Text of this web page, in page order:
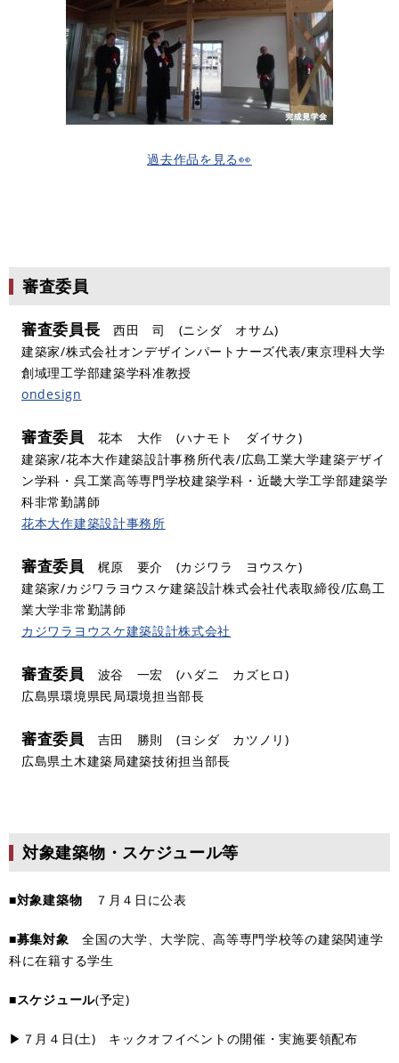
過去作品を見る👀
審査委員
審査委員長 西田 司 (ニシダ オサム)
建築家/株式会社オンデザインパートナーズ代表/東京理科大学
創域理工学部建築学科准教授​
ondesign
審査委員 花本 大作 (ハナモト ダイサク)
建築家/花本大作建築設計事務所代表/広島工業大学建築デザイ
ン学科・呉工業高等専門学校建築学科・近畿大学工学部建築学
科非常勤講師
花本大作建築設計事務所
審査委員 梶原 要介 (カジワラ ヨウスケ)
建築家/カジワラヨウスケ建築設計株式会社代表取締役/広島工
業大学非常勤講師​
カジワラヨウスケ建築設計株式会社
審査委員 波谷 一宏 (ハダニ カズヒロ)
広島県環境県民局環境担当部長
審査委員
吉田 勝則 (ヨシダ カツノリ)
広島県土木建築局建築技術担当部長​
対象建築物・スケジュール等
■対象建築物 ７月４日に公表
■募集対象 全国の大学、大学院、高等専門学校等の建築関連学
科に在籍する学生
■スケジュール(予定)
▶７月４日(土) キックオフイベントの開催・実施要領配布